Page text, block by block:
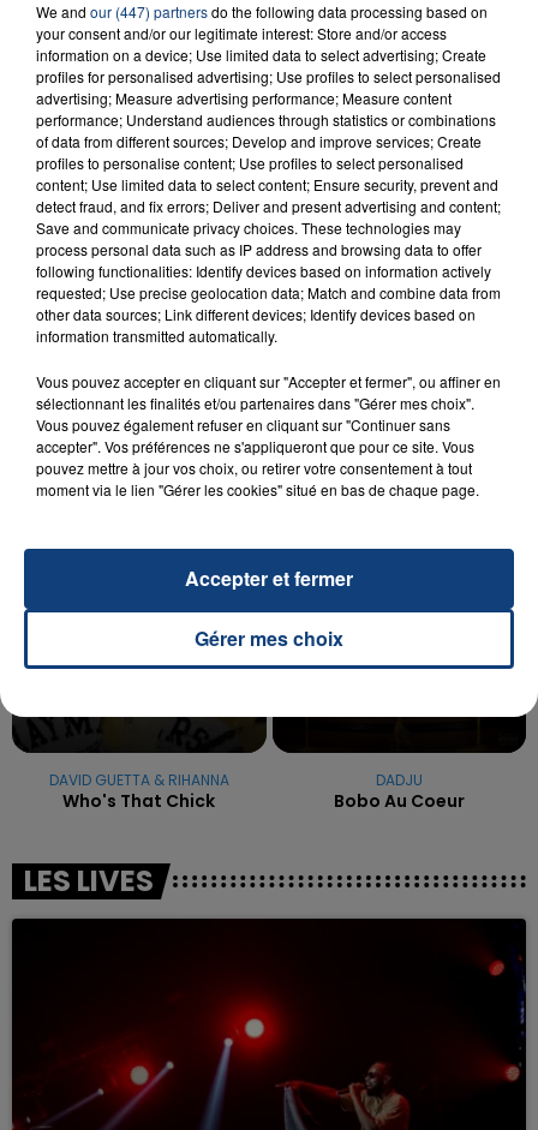
INCENDIE MORTEL À LENS : UNE FEMME ET
SON BÉBÉ ENTRE LA VIE ET LA...
Un homme s'est immolé par le feu après avoir
aspergé sa compagne et leur bébé de trois mois
d'un liquide inflammable.
20 juillet 2026
UNE ADOLESCENTE DEVANT SE FAIRE
OPÉRER DE LA CHEVILLE RESSORT DE LA...
La famille a porté plainte contre la clinique qui a
reconnu sa responsabilité et présenté ses
excuses.
TITRES DIFFUSÉS
DAVID GUETTA & RIHANNA
Who's That Chick
DADJU
Bobo Au Coeur
LES LIVES
We and our (447) partnersdo the following data processing based on
your consent and/or our legitimate interest: Store and/or access
information on a device; Use limited data to select advertising; Create
profiles for personalised advertising; Use profiles to select personalised
advertising; Measure advertising performance; Measure content
performance; Understand audiences through statistics or combinations
of data from different sources; Develop and improve services; Create
profiles to personalise content; Use profiles to select personalised
content; Use limited data to select content; Ensure security, prevent and
detect fraud, and fix errors; Deliver and present advertising and content;
Save and communicate privacy choices. These technologies may
process personal data such as IP address and browsing data to offer
following functionalities: Identify devices based on information actively
requested; Use precise geolocation data; Match and combine data from
other data sources; Link different devices; Identify devices based on
information transmitted automatically.
Vous pouvez accepter en cliquant sur "Accepter et fermer", ou affiner en
sélectionnant les finalités et/ou partenaires dans "Gérer mes choix".
Vous pouvez également refuser en cliquant sur "Continuer sans
accepter". Vos préférences ne s'appliqueront que pour ce site. Vous
pouvez mettre à jour vos choix, ou retirer votre consentement à tout
moment via le lien "Gérer les cookies" situé en bas de chaque page.
Gérer mes choix
Accepter et fermer